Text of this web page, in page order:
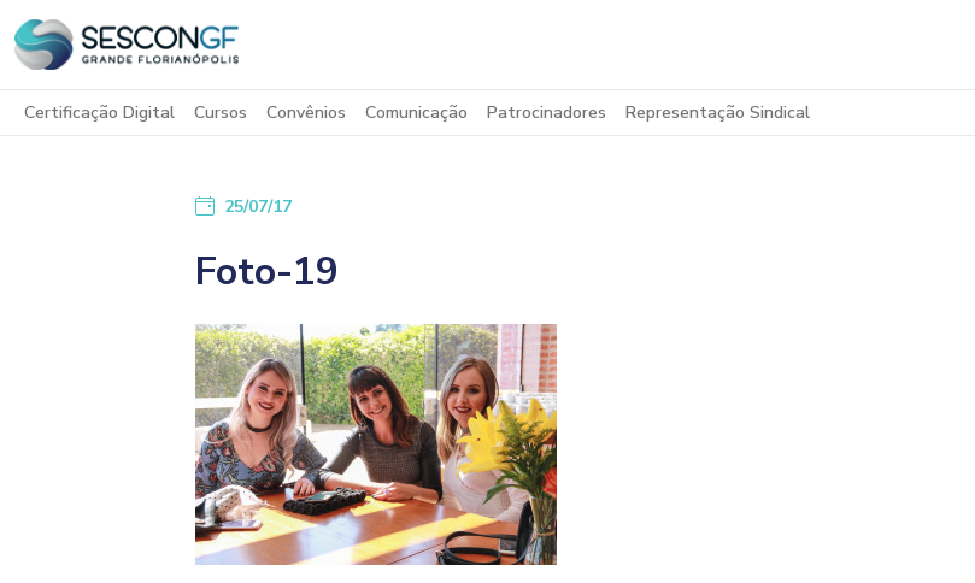
Certificação Digital Cursos Convênios Comunicação Patrocinadores Representação Sindical
25/07/17
Foto-19